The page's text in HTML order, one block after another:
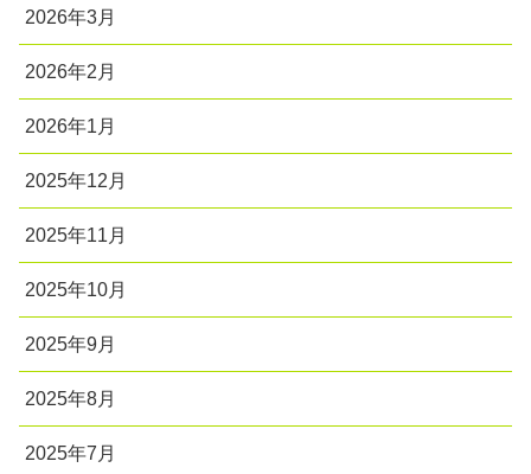
2026年3月
2026年2月
2026年1月
2025年12月
2025年11月
2025年10月
2025年9月
2025年8月
2025年7月